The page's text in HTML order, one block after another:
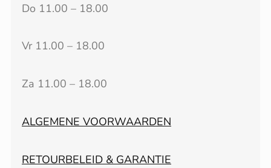
Do 11.00 – 18.00
Vr 11.00 – 18.00
Za 11.00 – 18.00
ALGEMENE VOORWAARDEN
RETOURBELEID & GARANTIE